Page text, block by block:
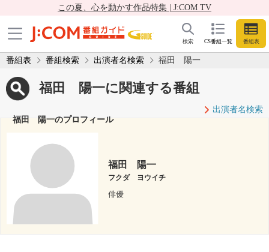
この夏、心を動かす作品特集 | J:COM TV
CS番組一覧 番組表
検索
番組表 番組検索 出演者名検索 福田 陽一
福田 陽一に関連する番組
出演者名検索
福田 陽一のプロフィール
福田 陽一
フクダ ヨウイチ
俳優